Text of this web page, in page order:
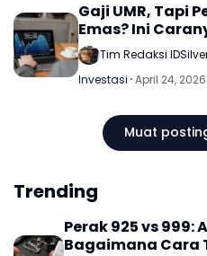
Gaji UMR, Tapi
Emas? Ini
Tim Redaksi
Investasi April 24, 2026
Muat
Trending
Perak 925 vs 999:
Bagaimana Cara